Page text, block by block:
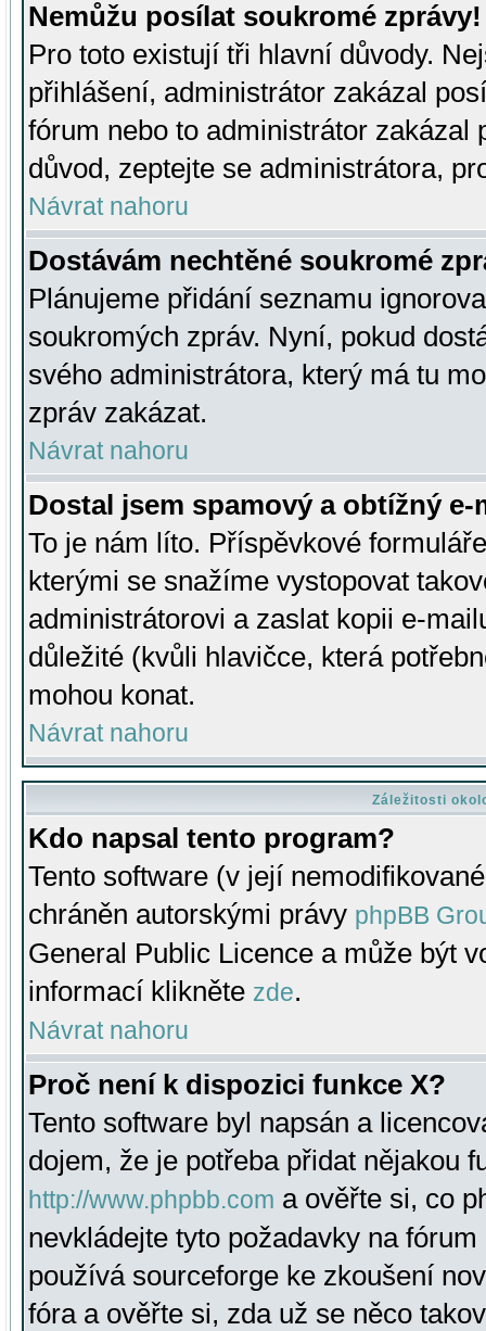
Nemůžu posílat soukromé zprávy!
Pro toto existují tři hlavní důvody.
přihlášení, administrátor zakázal
fórum nebo to administrátor zakázal
důvod, zeptejte se administrátora,
Návrat nahoru
Dostávám nechtěné soukromé
Plánujeme přidání seznamu
soukromých zpráv. Nyní, pokud
svého administrátora, který má tu
zpráv zakázat.
Návrat nahoru
Dostal jsem spamový a obtížný
To je nám líto. Příspěvkové
kterými se snažíme vystopovat
administrátorovi a zaslat kopii e-
důležité (kvůli hlavičce, která
mohou konat.
Návrat nahoru
Záležitosti
Kdo napsal tento program?
Tento software (v její
chráněn autorskými právy phpBB
General Public Licence a může být
informací klikněte zde.
Návrat nahoru
Proč není k dispozici funkce X?
Tento software byl napsán a
dojem, že je potřeba přidat nějakou
http://www.phpbb.com a ověřte si, co
nevkládejte tyto požadavky na
používá sourceforge ke zkoušení
fóra a ověřte si, zda už se něco